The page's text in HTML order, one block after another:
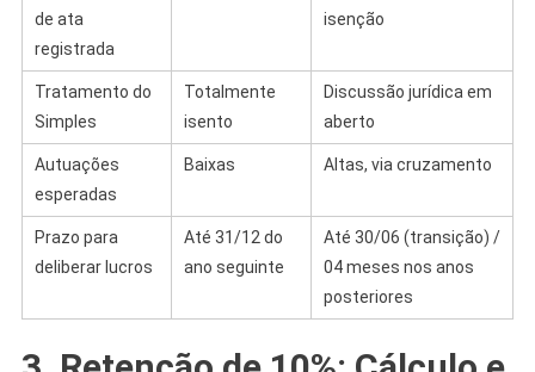
de ata
registrada
isenção
Tratamento do
Simples
Totalmente
isento
Discussão jurídica em
aberto
Autuações
esperadas
Baixas Altas, via cruzamento
Prazo para
deliberar lucros
Até 31/12 do
ano seguinte
Até 30/06 (transição) /
04 meses nos anos
posteriores